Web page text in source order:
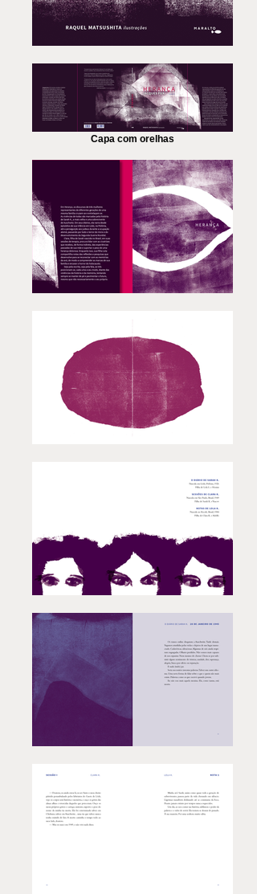
Capa com orelhas